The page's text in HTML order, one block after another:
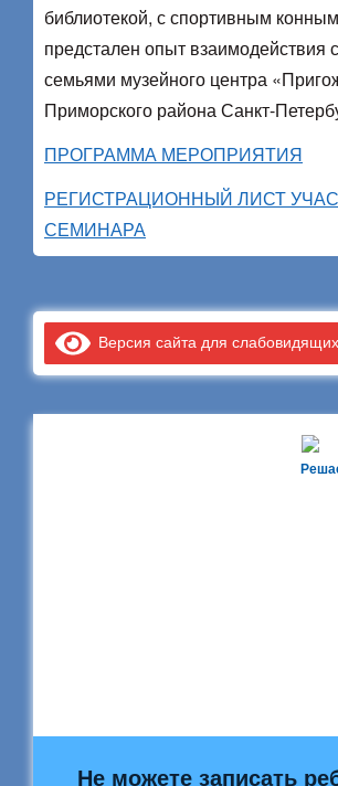
библиотекой, с спортивным
предстален опыт взаимодействия
семьями музейного центра
Приморского района Санкт-
ПРОГРАММА МЕРОПРИЯТИЯ
РЕГИСТРАЦИОННЫЙ ЛИСТ
СЕМИНАРА
Версия сайта для слабовидящих
Не можете записать